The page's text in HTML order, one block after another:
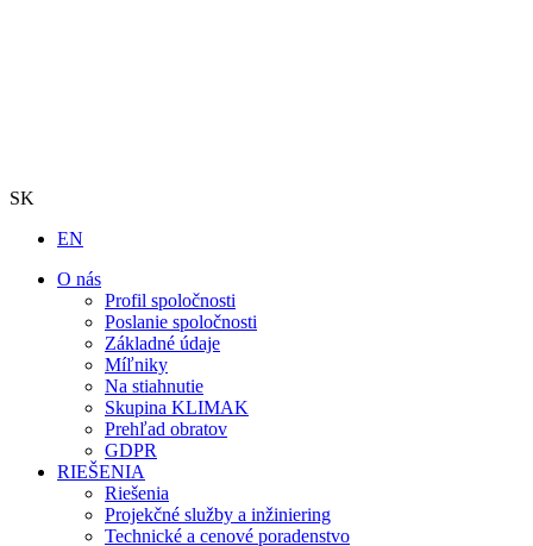
SK
EN
O nás
Profil spoločnosti
Poslanie spoločnosti
Základné údaje
Míľniky
Na stiahnutie
Skupina KLIMAK
Prehľad obratov
GDPR
RIEŠENIA
Riešenia
Projekčné služby a inžiniering
Technické a cenové poradenstvo